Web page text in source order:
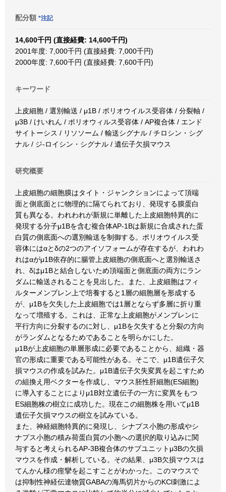
配分額 *注記
14,600千円 (直接経費: 14,600千円)
2001年度: 7,000千円 (直接経費: 7,000千円)
2000年度: 7,600千円 (直接経費: 7,600千円)
キーワード
上皮細胞 / 選別輸送 / μ1B / ポリオウイルス受容体 / 分裂軸 /
μ3B / けいれん / ポリオウィルス受容体 / AP複合体 / エンド
サイトーシス / リソソーム / 輸送シグナル / チロシン・シグ
ナル / ジ-ロイシン・シグナル / 遺伝子欠損マウス
研究概要
上皮細胞の細胞膜はタイト・ジャンクションによって頂端
面と側底面とに物理的に隔てられており、発現する膜蛋白
質も異なる。われわれが新規に単離した上皮細胞特異的に
発現する分子μ1Bを含む複合体AP-1Bは新規に合成された蛋
白質の側底面への選別輸送を制御する。ポリオウイルス受
容体にはαとδの2つのアイソフォームが存在するが、われわ
れはαがμ1B依存的に腸管上皮細胞の側底面へと選別輸送さ
れ、δはμ1Bと結合しないため頂端面と側底面の両方にラン
ダムに輸送されることを見出した。また、上皮細胞はフィ
ルターメンブレン上で培養すると1層の細胞層を形成する
が、μ1Bを欠失した上皮細胞では1層とならず多層に折り重
なって増殖する。これは、正常な上皮細胞がメンブレンに
平行方向に分裂するのに対し、μ1Bを欠失すると分裂の方向
がランダムとなるためであることを明らかにした。
μ1Bが上皮細胞の単層形成に必要であることから、組織・器
官の形成に重要である可能性がある。そこで、μ1B遺伝子欠
損マウスの作成を試みた。μ1B遺伝子欠失変異を起こすため
の組換え用ベクターを作成し、マウス胚性肝細胞(ES細胞)
に導入することによりμ1B対立遺伝子の一方に変異をもつ
ES細胞株の樹立に成功した。現在この細胞株を用いてμ1B
遺伝子欠損マウスの樹立を試みている。
また、神経細胞特異的に発現し、シナプス小胞の形成やシ
ナプス小胞の積み荷蛋白質の小胞への選択的取り込みに関
与すると考えられるAP-3B複合体のサブユニットμ3Bの欠損
マウスを作成・解析している。その結果、μ3B欠損マウスは
てんかん様の痙攣を起こすことがわかった。このマウスで
は抑制性神経伝達物質GABAの海馬切片からのKCl刺激によ